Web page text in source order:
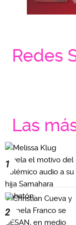
Redes
Las
1
2